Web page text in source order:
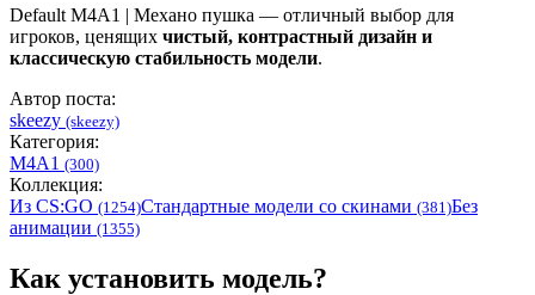
Default M4A1 | Механо пушка — отличный выбор для
игроков, ценящих чистый, контрастный дизайн и
классическую стабильность модели.
Автор поста:
skeezy (skeezy)
Категория:
M4A1 (300)
Коллекция:
Из CS:GO (1254)Стандартные модели со скинами (381)Без
анимации (1355)
Как установить модель?